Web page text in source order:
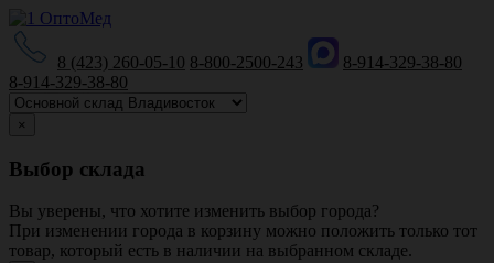
8 (423) 260-05-10 8-800-2500-243
8-914-329-38-80
8-914-329-38-80
×
Выбор склада
Вы уверены, что хотите изменить выбор города?
При изменении города в корзину можно положить только тот
товар, который есть в наличии на выбранном складе.